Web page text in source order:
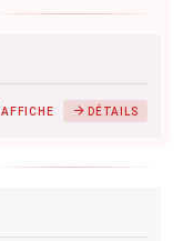
AFFICHE DÉTAILS